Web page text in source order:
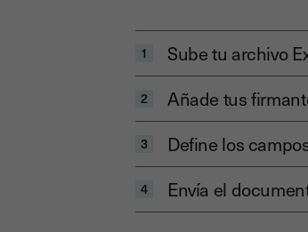
1 Sube tu archivo
2 Añade tus
3 Define los
4 Envía el